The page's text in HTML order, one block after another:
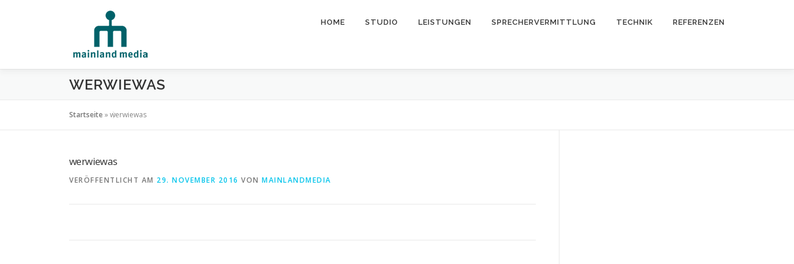
HOME STUDIO LEISTUNGEN SPRECHERVERMITTLUNG TECHNIK REFERENZEN
WERWIEWAS
Startseite»werwiewas
werwiewas
VERÖFFENTLICHT AM 29. NOVEMBER 2016 VON MAINLANDMEDIA